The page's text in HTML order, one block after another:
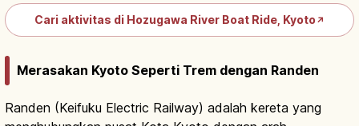
Cari aktivitas di Hozugawa River Boat Ride, Kyoto ↗
Merasakan Kyoto Seperti Trem dengan Randen
Randen (Keifuku Electric Railway) adalah kereta yang